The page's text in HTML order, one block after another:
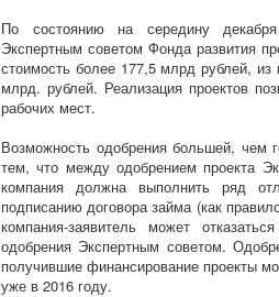
По состоянию на середину
Экспертным советом Фонда развития
стоимость более 177,5 млрд рублей,
млрд. рублей. Реализация проектов
рабочих мест.
Возможность одобрения большей,
тем, что между одобрением проекта
компания должна выполнить ряд
подписанию договора займа (как
компания-заявитель может
одобрения Экспертным советом.
получившие финансирование проекты
уже в 2016 году.